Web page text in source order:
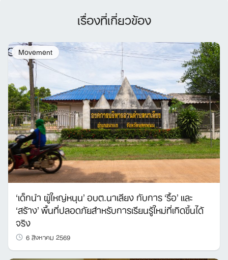
เรื่องที่เกี่ยวข้อง
Movement
‘เด็กนำ ผู้ใหญ่หนุน’ อบต.นาเลียง กับการ ‘รื้อ’ และ
‘สร้าง’ พื้นที่ปลอดภัยสำหรับการเรียนรู้ใหม่ที่เกิดขึ้นได้
จริง
6 สิงหาคม 2569